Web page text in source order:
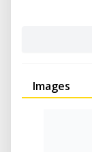
Images